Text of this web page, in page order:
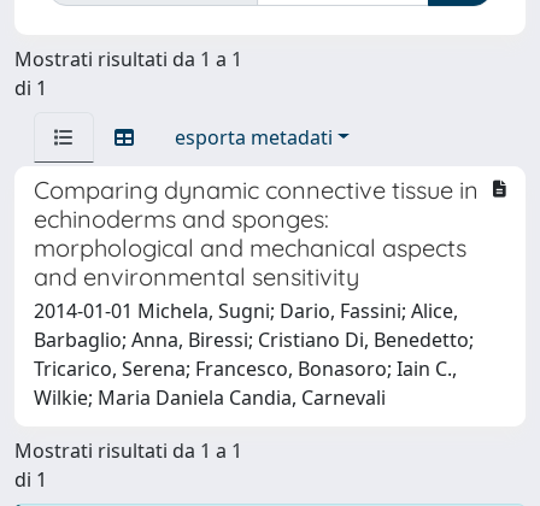
Mostrati risultati da 1 a 1
di 1
esporta metadati
Comparing dynamic connective tissue in
echinoderms and sponges:
morphological and mechanical aspects
and environmental sensitivity
2014-01-01 Michela, Sugni; Dario, Fassini; Alice,
Barbaglio; Anna, Biressi; Cristiano Di, Benedetto;
Tricarico, Serena; Francesco, Bonasoro; Iain C.,
Wilkie; Maria Daniela Candia, Carnevali
Mostrati risultati da 1 a 1
di 1